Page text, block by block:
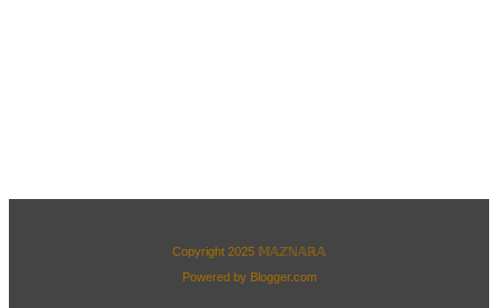
Copyright 2025 𝕄𝔸ℤℕ𝔸ℝ𝔸
Powered by Blogger.com